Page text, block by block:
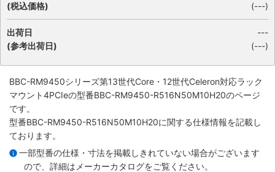
(税込価格)
(---)
出荷日
(参考出荷日)
---
(---)
BBC-RM9450シリーズ第13世代Core・12世代Celeron対応ラック
マウント4PCIeの型番BBC-RM9450-R516N50M10H20のページ
です。
型番BBC-RM9450-R516N50M10H20に関する仕様情報を記載し
ております。
一部型番の仕様・寸法を掲載しきれていない場合がございます
ので、詳細は メーカーカタログをご覧ください。